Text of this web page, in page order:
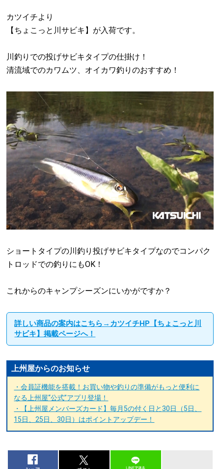
カツイチより
【ちょこっと川サビキ】が入荷です。
川釣りでの投げサビキタイプの仕掛け！
清流域でのカワムツ、オイカワ釣りのおすすめ！
ショートタイプの川釣り投げサビキタイプなのでコンパク
トロッドでの釣りにもOK！
これからのキャンプシーズンにいかがですか？
詳しい商品の案内はこちら→カツイチHP【ちょこっと川
サビキ】掲載ページへ！
上州屋からのお知らせ
・会員証機能を搭載！お買い物や釣りの準備がもっと便利に
なる上州屋“公式”アプリ登場！
・【上州屋メンバーズカード】毎月5の付く日と30日（5日、
15日、25日、30日）はポイントアップデー！